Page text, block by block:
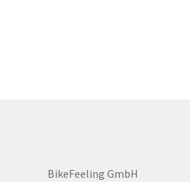
BikeFeeling GmbH